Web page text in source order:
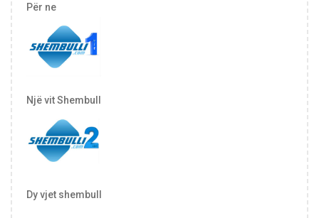
Për ne
Një vit Shembull
Dy vjet shembull